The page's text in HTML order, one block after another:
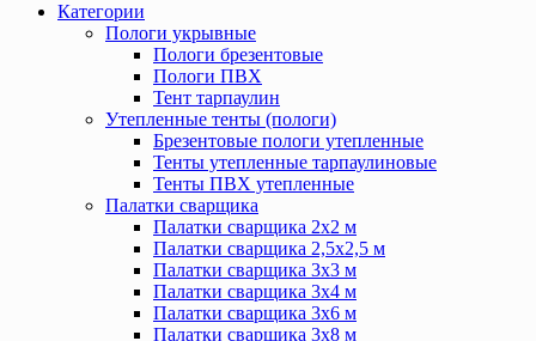
Категории
Пологи укрывные
Пологи брезентовые
Пологи ПВХ
Тент тарпаулин
Утепленные тенты (пологи)
Брезентовые пологи утепленные
Тенты утепленные тарпаулиновые
Тенты ПВХ утепленные
Палатки сварщика
Палатки сварщика 2х2 м
Палатки сварщика 2,5х2,5 м
Палатки сварщика 3х3 м
Палатки сварщика 3х4 м
Палатки сварщика 3х6 м
Палатки сварщика 3х8 м